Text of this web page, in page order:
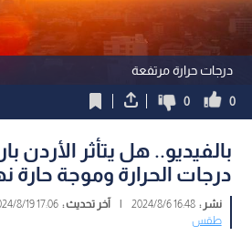
درجات حرارة مرتفعة
0
0
بالفيديو.. هل يتأثر الأردن
درجات الحرارة وموجة حارة
نشر :16:48 2024/8/6
| آخر تحديث :17:06 2024/8/19
طقس